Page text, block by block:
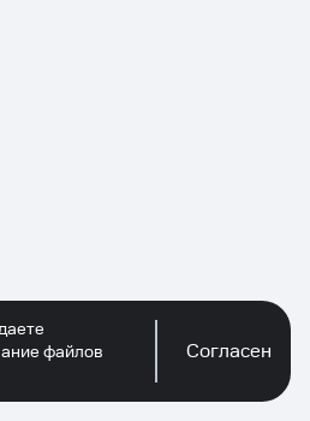
файлов
Согласен